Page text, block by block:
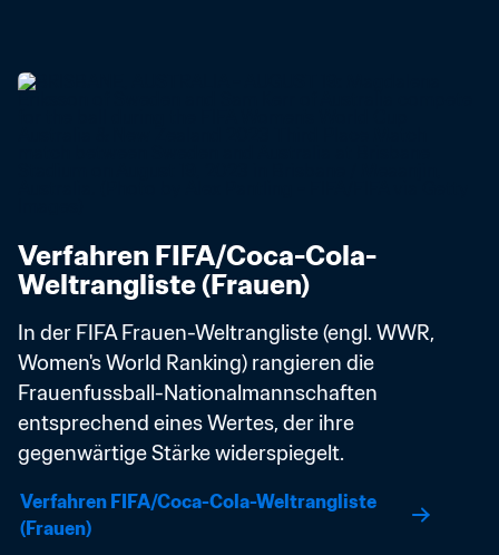
Verfahren FIFA/Coca-Cola-
Weltrangliste (Frauen)
In der FIFA Frauen-Weltrangliste (engl. WWR,
Women's World Ranking) rangieren die
Frauenfussball-Nationalmannschaften
entsprechend eines Wertes, der ihre
gegenwärtige Stärke widerspiegelt.
Verfahren FIFA/Coca-Cola-Weltrangliste
(Frauen)